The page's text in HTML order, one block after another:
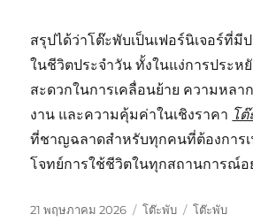
สรุปได้ว่าโต๊ะพับเป็นเฟอร์นิเจอร์ที่มี
ในชีวิตประจำวัน ทั้งในแง่การประห
สะดวกในการเคลื่อนย้าย ความหลา
งาน และความคุ้มค่าในเชิงราคา โ
ที่ชาญฉลาดสำหรับทุกคนที่ต้องการเ
โจทย์การใช้ชีวิตในทุกสถานการณ์อ
เขียน
21 พฤษภาคม 2026
หมวด
โต๊ะพับ
ป้าย
โต๊ะพับ